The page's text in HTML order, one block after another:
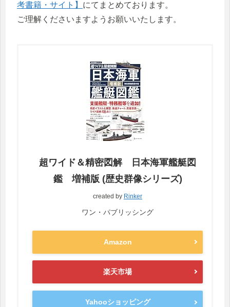
考書籍・サイト】 にてまとめております。
ご理解くださいますようお願いいたします。
超ワイド＆精密図解 日本海軍艦艇図
鑑 増補版 (歴史群像シリーズ)
created by Rinker
ワン・パブリッシング
Amazon
楽天市場
Yahooショッピング